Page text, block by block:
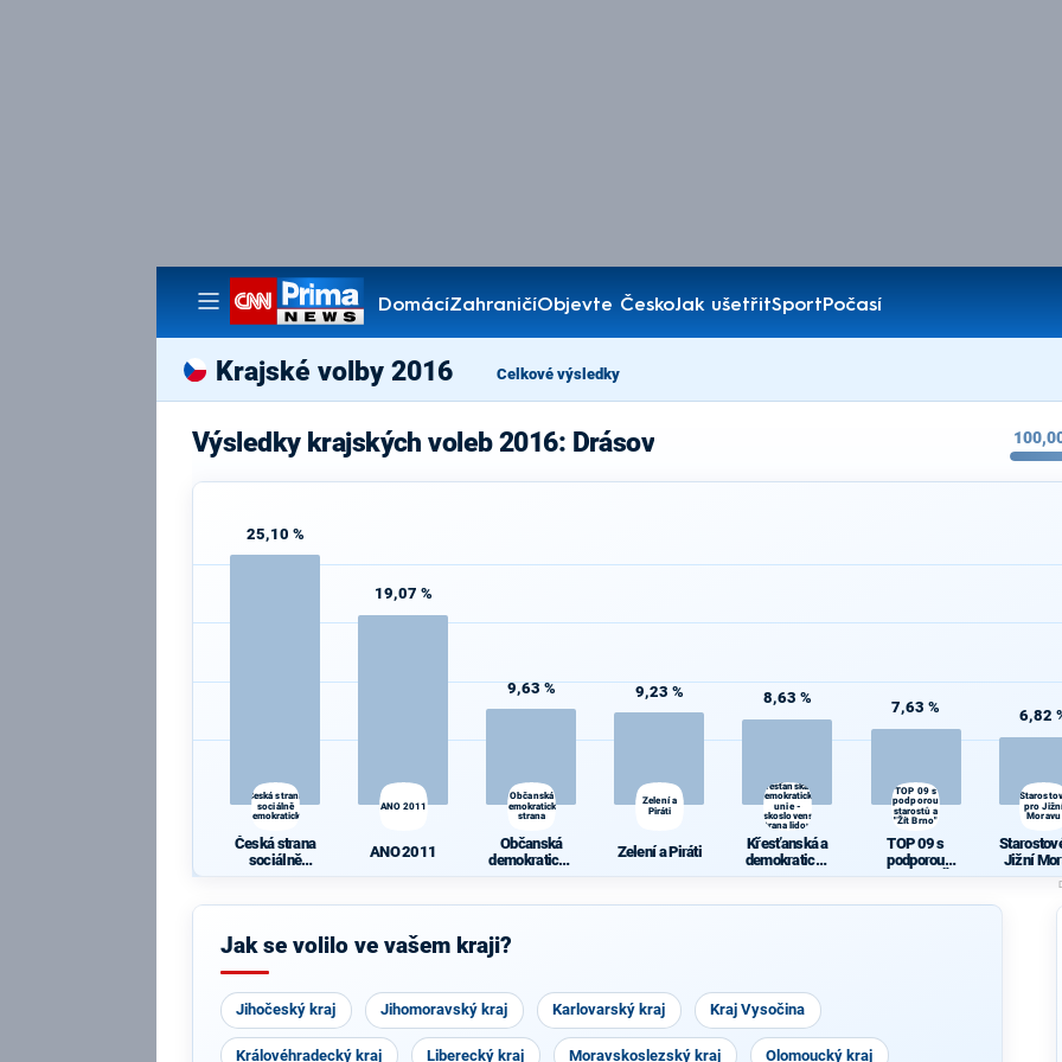
DomácíZahraničíObjevte ČeskoJak ušetřitSportPočasí
Pořady
Krajské volby 2016 Celkové výsledky
Výsledky krajských voleb 2016: Drásov
25,10 %
Česká strana
sociálně
demokratická
Česká strana
sociálně
19,07 %
ANO 2011
ANO 2011
9,63 %
Občanská
demokratická
strana
Občanská
demokratická
9,23 %
Zelení a
Piráti
Zelení a Piráti
8,63 %
Křesťanská a
demokratická
unie -
Československá
strana lidová
Křesťanská a
demokratická
ká strana
7,63 %
TOP 09 s
podporou
starostů a
"Žít Brno"
TOP 09 s
podporou
starostů a "Žít
6,82
pro
Moravu
Jižní
Jak se volilo ve vašem kraji?
Jihočeský kraj Jihomoravský kraj Karlovarský kraj Kraj Vysočina
Královéhradecký kraj Liberecký kraj Moravskoslezský kraj Olomoucký kraj